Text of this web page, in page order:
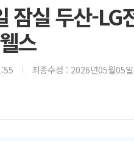
잠실 두산-LG
스
최종수정 : 2026년05월05